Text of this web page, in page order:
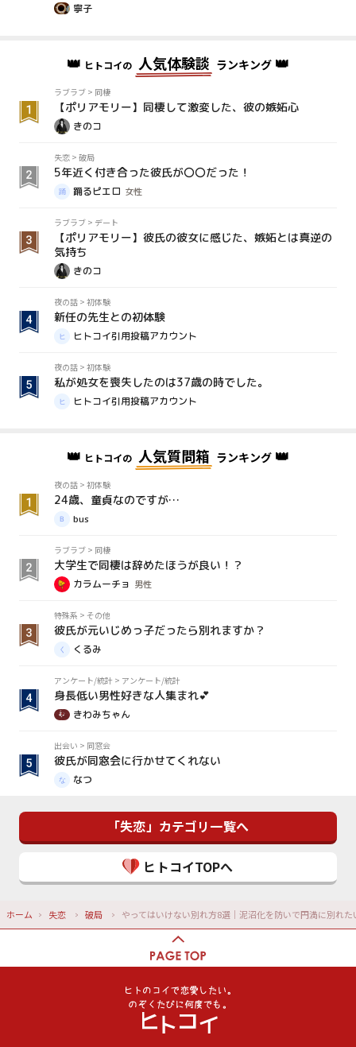
寧子
👑 ヒトコイの 人気体験談 ランキング 👑
ラブラブ > 同棲
【ポリアモリー】同棲して激変した、彼の嫉妬心
きのコ
失恋 > 破局
5年近く付き合った彼氏が〇〇だった！
踊るピエロ 女性
ラブラブ > デート
【ポリアモリー】彼氏の彼女に感じた、嫉妬とは真逆の
気持ち
きのコ
夜の話 > 初体験
新任の先生との初体験
ヒトコイ引用投稿アカウント
夜の話 > 初体験
私が処女を喪失したのは37歳の時でした。
ヒトコイ引用投稿アカウント
👑 ヒトコイの 人気質問箱 ランキング 👑
夜の話 > 初体験
24歳、童貞なのですが…
bus
ラブラブ > 同棲
大学生で同棲は辞めたほうが良い！？
カラムーチョ 男性
特殊系 > その他
彼氏が元いじめっ子だったら別れますか？
くるみ
アンケート/統計 > アンケート/統計
身長低い男性好きな人集まれ💕
きわみちゃん
出会い > 同窓会
彼氏が同窓会に行かせてくれない
なつ
「失恋」カテゴリ一覧へ
ヒトコイTOPへ
ホーム 失恋 破局 やってはいけない別れ方8選｜泥沼化を防いで円満に別れ